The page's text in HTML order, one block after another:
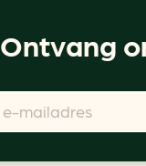
Ontvang